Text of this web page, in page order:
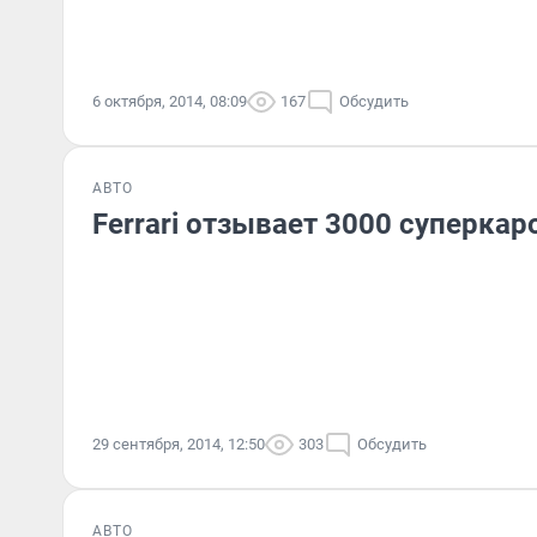
6 октября, 2014, 08:09 167 Обсудить
АВТО
Ferrari отзывает 3000
29 сентября, 2014, 12:50 303 Обсудить
АВТО